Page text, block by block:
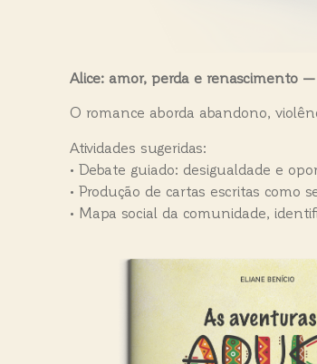
Alice: amor, perda e renascimento —
O romance aborda abandono,
Atividades sugeridas:
• Debate guiado: desigualdade e
• Produção de cartas escritas como
• Mapa social da comunidade,